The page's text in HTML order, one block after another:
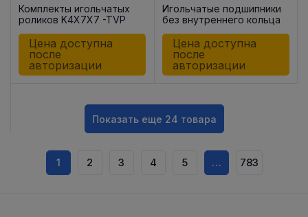
Комплекты игольчатых
роликов K4X7X7 -TVP
Цена доступна
после
авторизации
Игольчатые подшипники
без внутреннего кольца
HK1712
Цена доступна
после
авторизации
Показать еще 24 товара
1 2 3 4 5 … 783